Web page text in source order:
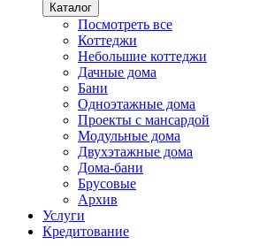
Каталог
Посмотреть все
Коттеджи
Небольшие коттеджи
Дачные дома
Бани
Одноэтажные дома
Проекты с мансардой
Модульные дома
Двухэтажные дома
Дома-бани
Брусовые
Архив
Услуги
Кредитование